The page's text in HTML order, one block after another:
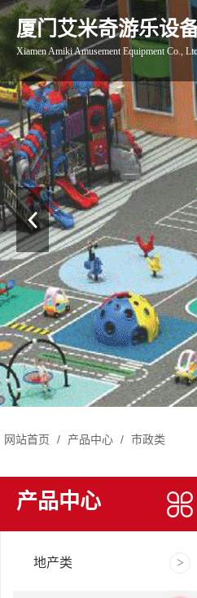
厦门艾米奇游乐设
Xiamen Amiki Amusement Equipment Co.,
网站首页 / 产品中心 / 市政类
产品中心
地产类